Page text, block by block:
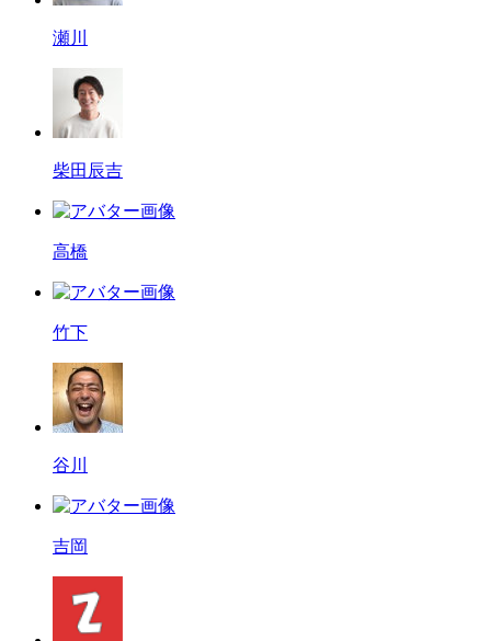
瀬川
柴田辰吉
高橋
竹下
谷川
吉岡